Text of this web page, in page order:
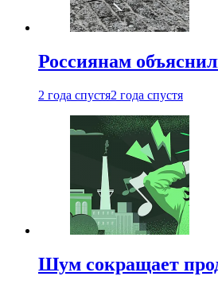
Россиянам
2 года спустя2 года спустя
Шум сокращает